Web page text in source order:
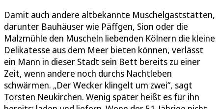
Damit auch andere altbekannte Muschelgaststätten,
darunter Bauhäuser wie Päffgen, Sion oder die
Malzmühle den Muscheln liebenden Kölnern die kleine
Delikatesse aus dem Meer bieten können, verlässt
ein Mann in dieser Stadt sein Bett bereits zu einer
Zeit, wenn andere noch durchs Nachtleben
schwärmen. „Der Wecker klingelt um zwei“, sagt
Torsten Neukirchen. Wenig später heißt es für ihn